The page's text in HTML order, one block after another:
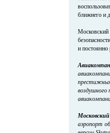
ближнего и
Московский
и постоянно
аэропорт